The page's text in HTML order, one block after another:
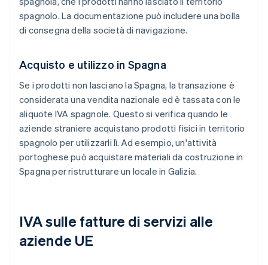
spagnolo. La documentazione può includere una bolla
di consegna della società di navigazione.
Acquisto e utilizzo in Spagna
Se i prodotti non lasciano la Spagna, la transazione è
considerata una vendita nazionale ed è tassata con le
aliquote IVA spagnole. Questo si verifica quando le
aziende straniere acquistano prodotti fisici in territorio
spagnolo per utilizzarli lì. Ad esempio, un'attività
portoghese può acquistare materiali da costruzione in
Spagna per ristrutturare un locale in Galizia.
IVA sulle fatture di servizi alle
aziende UE